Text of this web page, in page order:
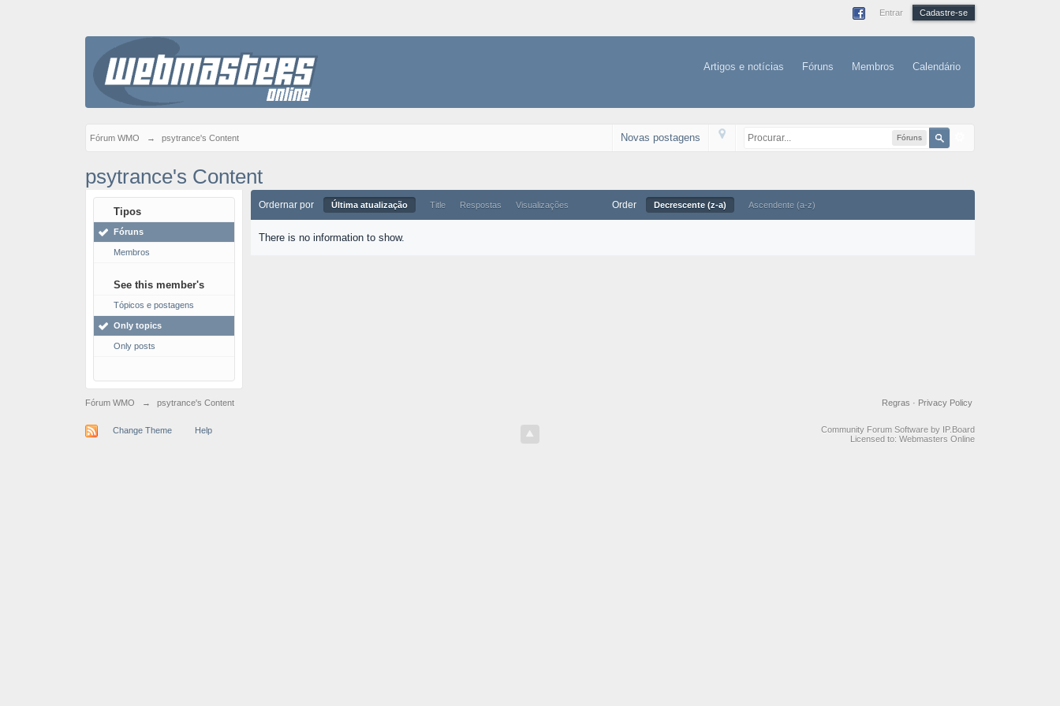
Entrar Cadastre-se
Artigos e notícias Fóruns Membros Calendário
Fórum WMO → psytrance's Content Fóruns
Novas postagens
psytrance's Content
Tipos
Fóruns
Membros
See this member's
Tópicos e postagens
Only topics
Only posts
Ordernar por Última atualização Title Respostas Visualizações Order Decrescente (z-a) Ascendente (a-z)
There is no information to show.
Fórum WMO → psytrance's Content Privacy Policy
Regras ·
Change Theme Help
Community Forum Software by IP.Board
Licensed to: Webmasters Online